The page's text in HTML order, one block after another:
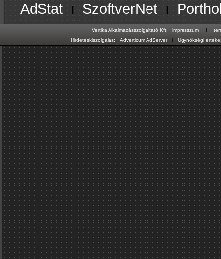
AdStat ıSzoftverNetı
Vertika Alkalmazásszolgáltató Kft: impresszum ı
Hirdetéskiszolgálás:
Adverticum AdServer ıÜgynökségi